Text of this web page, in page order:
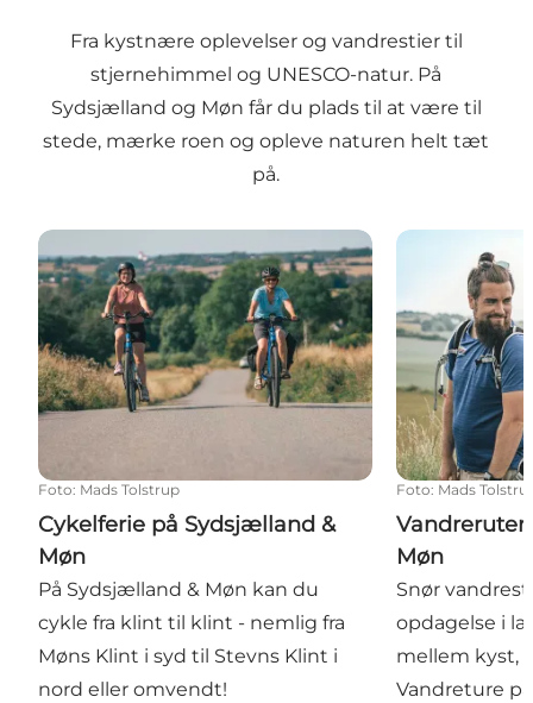
Fra kystnære oplevelser og vandrestier til
stjernehimmel og UNESCO-natur. På
Sydsjælland og Møn får du plads til at være til
stede, mærke roen og opleve naturen helt tæt
på.
Cykelferie på Sydsjælland & Møn
Foto: Mads Tolstrup
Cykelferie på Sydsjælland &
Møn
På Sydsjælland & Møn kan du
cykle fra klint til klint - nemlig fra
Møns Klint i syd til Stevns Klint i
nord eller omvendt!
Vandreruter
Foto: Mads
Møn
Snør
opdagelse i
mellem kyst,
Vandreture